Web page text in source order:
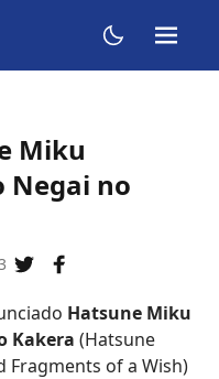
dark mode
menu
Miku
Negai no
compartir en twitter
compartir en
Hatsune Miku
Kakera (Hatsune
Fragments of a Wish)